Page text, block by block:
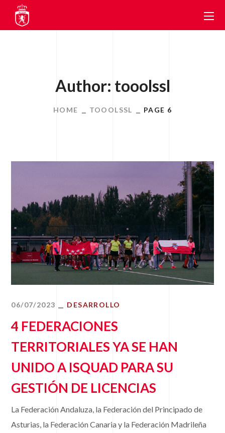
Author: tooolssl
HOME TOOOLSSL PAGE 6
06/07/2023 DESARROLLO
4 FEDERACIONES
TERRITORIALES YA SE HAN
UNIDO A ISQUAD PARA SU
GESTIÓN DE LICENCIAS
La Federación Andaluza, la Federación del Principado de
Asturias, la Federación Canaria y la Federación Madrileña